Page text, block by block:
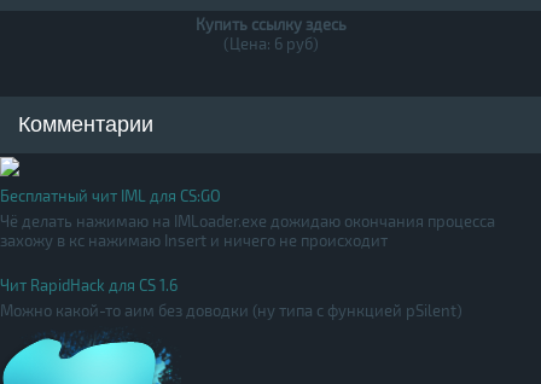
Купить ссылку здесь
(Цена: 6 руб)
Комментарии
Бесплатный чит IML для CS:GO
Чё делать нажимаю на IMLoader.exe дожидаю окончания процесса
захожу в кс нажимаю Insert и ничего не происходит
Чит RapidHack для CS 1.6
Можно какой-то аим без доводки (ну типа с функцией pSilent)